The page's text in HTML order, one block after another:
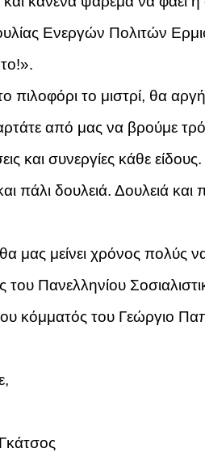
Ενεργών Πολιτών
πιλοφόρι το μιστρί, θα
από μας να βρούμε
και συνεργίες κάθε είδους.
πάλι δουλειά. Δουλειά
μας μείνει χρόνος
του Πανελληνίου
κόμματός του Γεώργιο